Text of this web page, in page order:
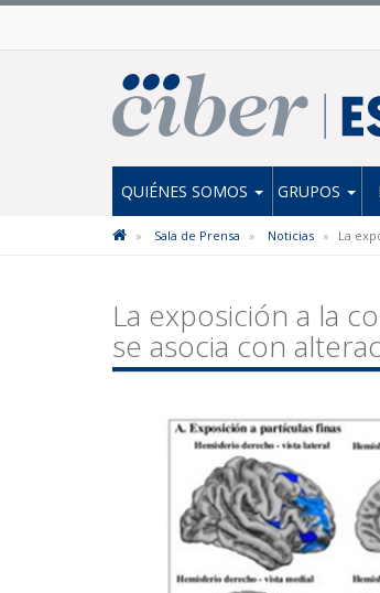
QUIÉNES SOMOS GRUPOS
Sala de Prensa Noticias La
La exposición a la
se asocia con